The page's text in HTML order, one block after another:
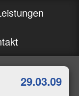
29.03.09